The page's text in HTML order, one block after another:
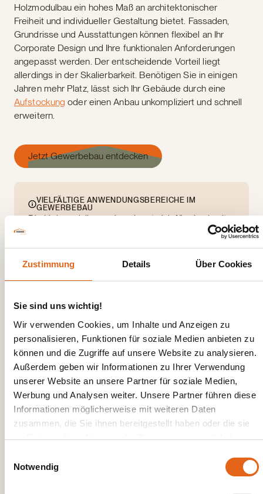
Zustimmung Details Über Cookies
Sie sind uns wichtig!
Wir verwenden Cookies, um Inhalte und Anzeigen zu
personalisieren, Funktionen für soziale Medien anbieten zu
können und die Zugriffe auf unsere Website zu analysieren.
Außerdem geben wir Informationen zu Ihrer Verwendung
unserer Website an unsere Partner für soziale Medien,
Werbung und Analysen weiter. Unsere Partner führen diese
Informationen möglicherweise mit weiteren Daten
zusammen, die Sie ihnen bereitgestellt haben oder die sie
im Rahmen Ihrer Nutzung der Dienste gesammelt haben.
Bitte beachten Sie, dass einige der Partner auch Daten in
Drittländer übermitteln können, in denen möglicherweise ein
Notwendig
Holzmodulbau ein hohes Maß an architektonischer
Freiheit und individueller Gestaltung bietet. Fassaden,
Grundrisse und Ausstattungen können flexibel an Ihr
Corporate Design und Ihre funktionalen Anforderungen
angepasst werden. Der entscheidende Vorteil liegt
allerdings in der Skalierbarkeit. Benötigen Sie in einigen
Jahren mehr Platz, lässt sich Ihr Gebäude durch eine
Aufstockung oder einen Anbau unkompliziert und schnell
erweitern.
Jetzt Gewerbebau entdecken
VIELFÄLTIGE ANWENDUNGSBEREICHE IM
GEWERBEBAU
Die Holzmodulbauweise eignet sich für eine breite
Gebäuden. Haas Fertigbau realisiert für Sie unter
anderem:
Repräsentative Büro- und Verwaltungsgebäude
und Kliniken
Freundliche
Kindergärten und Schulen
Mehrgeschossige Wohn- und
Geschäftsgebäude
Hotels und Ausstellungsgebäude
Unternehmensentscheidung